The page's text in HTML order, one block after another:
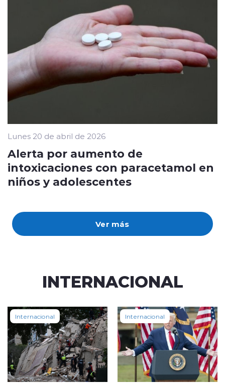
Ver más
Lunes 20 de abril de 2026
Alerta por aumento de
intoxicaciones con paracetamol en
niños y adolescentes
INTERNACIONAL
Internacional Internacional